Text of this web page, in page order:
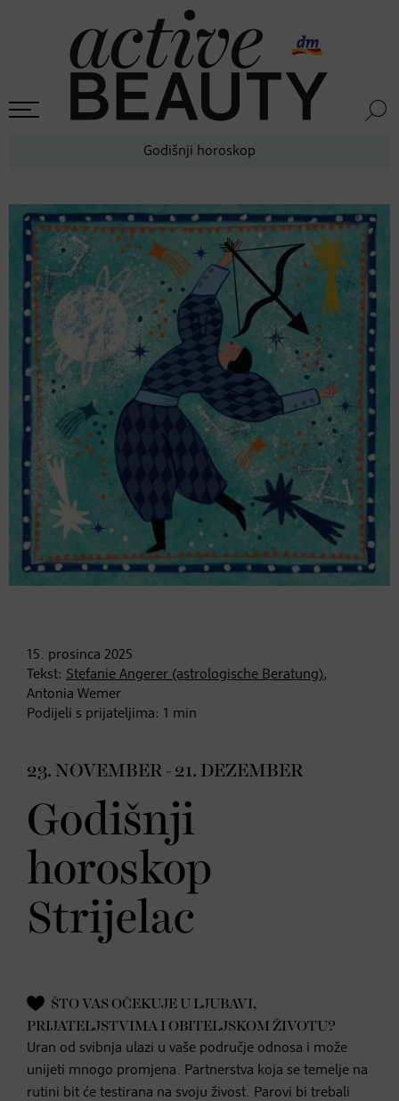
Godišnji horoskop
15. prosinca 2025
Tekst: Stefanie Angerer (astrologische Beratung),
Antonia Wemer
Podijeli s prijateljima: 1 min
23. NOVEMBER - 21. DEZEMBER
Godišnji
horoskop
Strijelac
ŠTO VAS OČEKUJE U LJUBAVI,
PRIJATELJSTVIMA I OBITELJSKOM ŽIVOTU?
Uran od svibnja ulazi u vaše područje odnosa i može
unijeti mnogo promjena. Partnerstva koja se temelje na
rutini bit će testirana na svoju živost. Parovi bi trebali